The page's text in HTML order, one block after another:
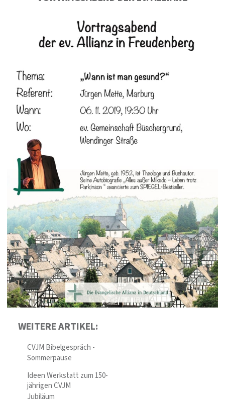
WEITERE ARTIKEL:
CVJM Bibelgespräch -
Sommerpause
Ideen Werkstatt zum 150-
jährigen CVJM
Jubiläum